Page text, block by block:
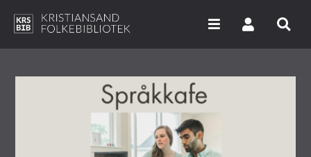
Arrangementer
Søk i våre databaser